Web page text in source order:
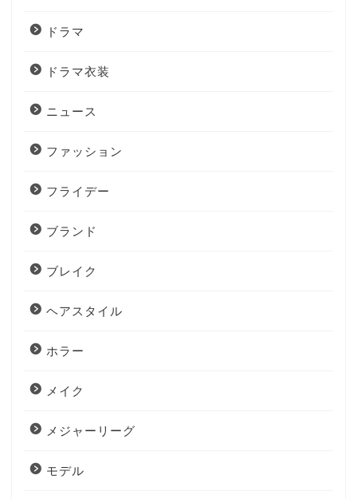
ドラマ
ドラマ衣装
ニュース
ファッション
フライデー
ブランド
ブレイク
ヘアスタイル
ホラー
メイク
メジャーリーグ
モデル